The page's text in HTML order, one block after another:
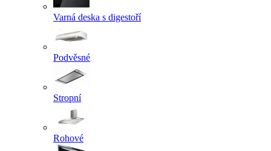
Varná deska s digestoří
Podvěsné
Stropní
Rohové